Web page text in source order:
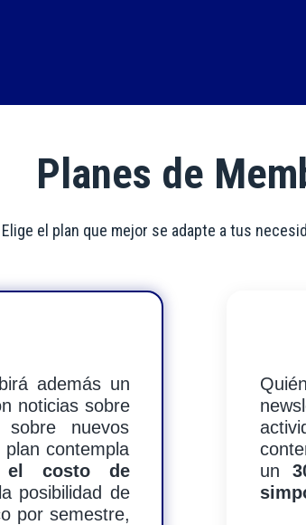
Planes de
Elige el plan que mejor se adapte a tus
además un
noticias sobre
nuevos
contempla
el costo de
posibilidad de
por semestre,
un